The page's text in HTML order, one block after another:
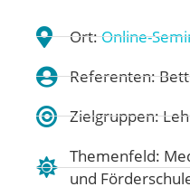
Ort:Online-
Referenten:
Zielgruppen:
Themenfeld:
und